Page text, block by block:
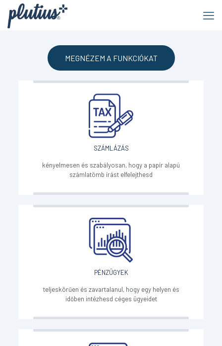
MEGNÉZEM A FUNKCIÓKAT
SZÁMLÁZÁS
kényelmesen és szabályosan, hogy a papír alapú
számlatömb írást elfelejthesd
PÉNZÜGYEK
teljeskörűen és zavartalanul, hogy egy helyen és
időben intézhesd céges ügyeidet